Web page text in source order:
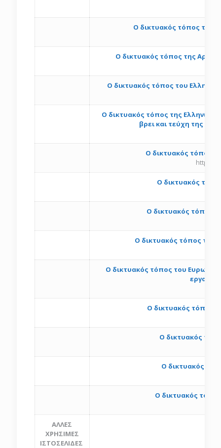
Ο δικτυακός τόπος της
Ο δικτυακός τόπος της
Ο δικτυακός τόπος του
O δικτυακός τόπος της
βρει και τεύχη της
O δικτυακός τόπος
http://
O δικτυακός
Ο δικτυακός τόπος
Ο δικτυακός τόπος του
Ο δικτυακός τόπος του
εργασία
O δικτυακός τόπος
Ο δικτυακός
Ο δικτυακός
Ο δικτυακός
ΑΛΛΕΣ
ΧΡΗΣΙΜΕΣ
ΙΣΤΟΣΕΛΙΔΕΣ